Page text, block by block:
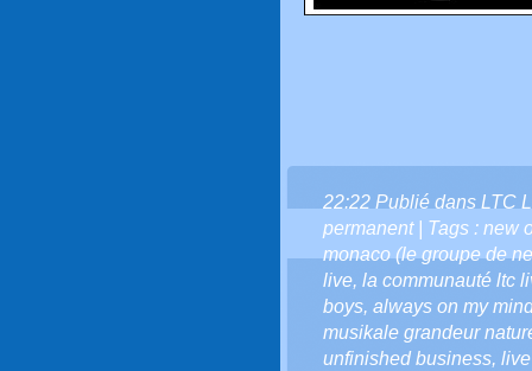
22:22 Publié dans LTC
permanent| Tags : new
monaco (le groupe de
live, la communauté ltc
boys, always on my
musikale grandeur
unfinished business,